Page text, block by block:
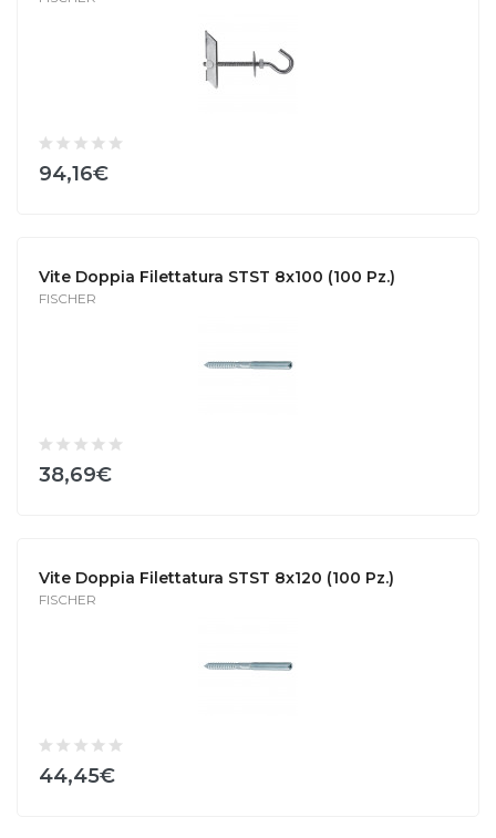
94,16€
Vite Doppia Filettatura STST 8x100 (100 Pz.)
FISCHER
38,69€
Vite Doppia Filettatura STST 8x120 (100 Pz.)
FISCHER
44,45€